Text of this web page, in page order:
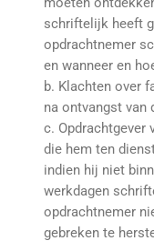
schriftelijk heeft
opdrachtnemer
en wanneer en
b. Klachten over
na ontvangst
c. Opdrachtgever
die hem ten
indien hij niet
werkdagen
opdrachtnemer
gebreken te